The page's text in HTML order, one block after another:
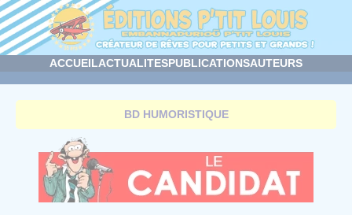
ACCUEILACTUALITESPUBLICATIONSAUTEURS
BD HUMORISTIQUE
Panneau de gestion des cookies